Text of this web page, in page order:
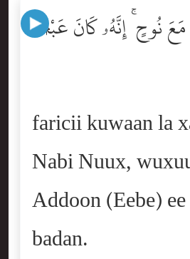
نُوحٍ ۚ إِنَّهُۥ كَانَ عَبْدًۭا
faricii kuwaan la
Nabi Nuux,
Addoon (Eebe)
badan.